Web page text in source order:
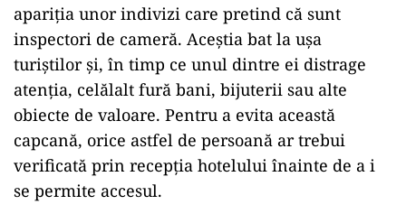
apariția unor indivizi care pretind că sunt
inspectori de cameră. Aceștia bat la ușa
turiștilor și, în timp ce unul dintre ei distrage
atenția, celălalt fură bani, bijuterii sau alte
obiecte de valoare. Pentru a evita această
capcană, orice astfel de persoană ar trebui
verificată prin recepția hotelului înainte de a i
se permite accesul.